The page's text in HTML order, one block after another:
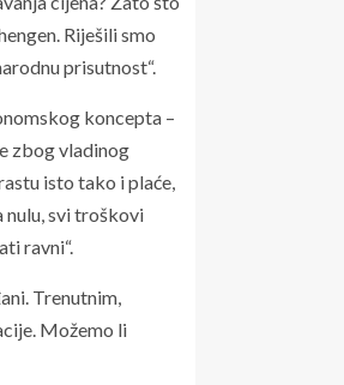
Riješili smo
prisutnost“.
koncepta –
zbog vladinog
isto tako i plaće,
nulu, svi troškovi
ravni“.
Trenutnim,
Možemo li